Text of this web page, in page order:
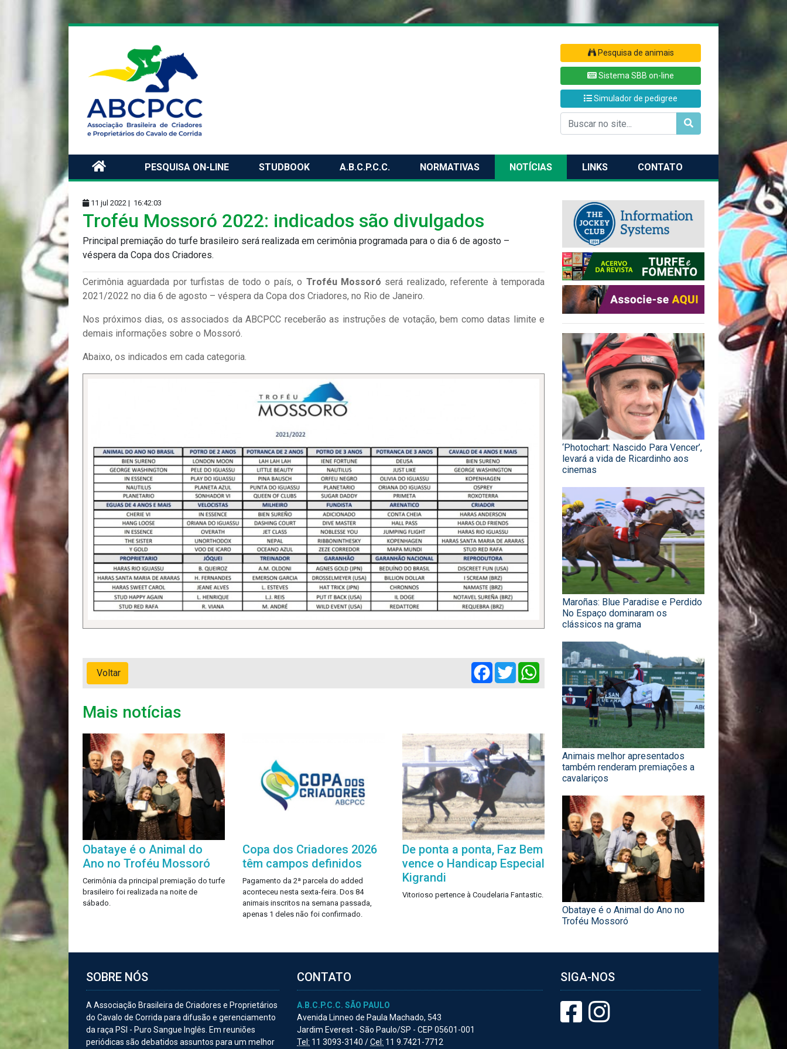
Pesquisa de animais
Sistema SBB on-line
Simulador de pedigree
PESQUISA ON-LINE STUDBOOK A.B.C.P.C.C. NORMATIVAS NOTÍCIAS LINKS CONTATO
11 jul 2022 | 16:42:03
Troféu Mossoró 2022: indicados são divulgados
Principal premiação do turfe brasileiro será realizada em cerimônia programada para o dia 6 de agosto –
véspera da Copa dos Criadores.
Cerimônia aguardada por turfistas de todo o país, o Troféu Mossoró será realizado, referente à temporada
2021/2022 no dia 6 de agosto – véspera da Copa dos Criadores, no Rio de Janeiro.
Nos próximos dias, os associados da ABCPCC receberão as instruções de votação, bem como datas limite e
demais informações sobre o Mossoró.
Abaixo, os indicados em cada categoria.
Voltar
Facebook
Twitter WhatsApp
Mais notícias
Obataye é o Animal do
Ano no Troféu Mossoró
Cerimônia da principal premiação do turfe
brasileiro foi realizada na noite de
sábado.
Copa dos Criadores 2026
têm campos definidos
Pagamento da 2ª parcela do added
aconteceu nesta sexta-feira. Dos 84
animais inscritos na semana passada,
apenas 1 deles não foi confirmado.
De ponta a ponta, Faz Bem
vence o Handicap Especial
Kigrandi
Vitorioso pertence à Coudelaria Fantastic.
‘Photochart: Nascido Para Vencer’,
levará a vida de Ricardinho aos
cinemas
Maroñas: Blue Paradise e Perdido
No Espaço dominaram os
clássicos na grama
Animais melhor apresentados
também renderam premiações a
cavalariços
Obataye é o Animal do Ano no
Troféu Mossoró
SOBRE NÓS
A Associação Brasileira de Criadores e Proprietários
do Cavalo de Corrida para difusão e gerenciamento
da raça PSI - Puro Sangue Inglês. Em reuniões
periódicas são debatidos assuntos para um melhor
CONTATO
A.B.C.P.C.C. SÃO PAULO
Avenida Linneo de Paula Machado, 543
Jardim Everest - São Paulo/SP - CEP 05601-001
Tel: 11 3093-3140 /Cel: 11 9.7421-7712
SIGA-NOS